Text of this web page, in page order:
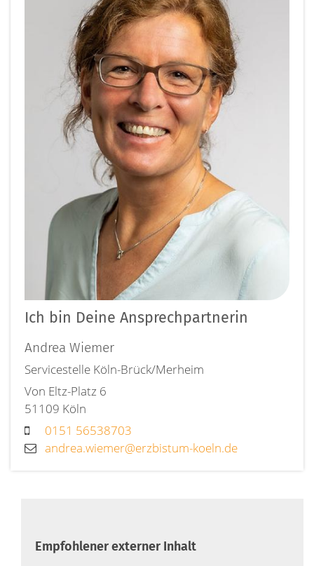
Ich bin Deine Ansprechpartnerin
Andrea Wiemer
Servicestelle Köln-Brück/Merheim
Von Eltz-Platz 6
51109 Köln
0151 56538703
andrea.wiemer@erzbistum-koeln.de
Empfohlener externer Inhalt